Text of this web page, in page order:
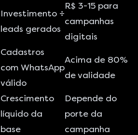
Investimento ÷
leads gerados
R$ 3-15 para
campanhas
digitais
Cadastros
com WhatsApp
válido
Acima de 80%
de validade
Crescimento
líquido da
base
Depende do
porte da
campanha